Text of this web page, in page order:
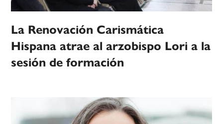
La Renovación Carismática
Hispana atrae al arzobispo Lori a la
sesión de formación